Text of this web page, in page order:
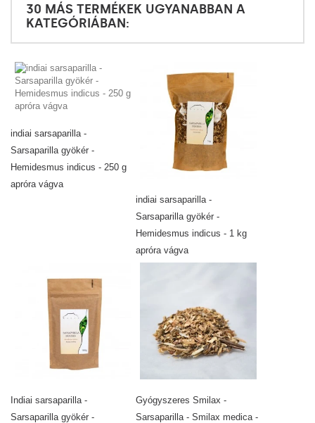
30 MÁS TERMÉKEK UGYANABBAN A
KATEGÓRIÁBAN:
indiai sarsaparilla -
Sarsaparilla gyökér -
Hemidesmus indicus - 250 g
apróra vágva
indiai sarsaparilla -
Sarsaparilla gyökér -
Hemidesmus indicus - 1 kg
apróra vágva
Indiai sarsaparilla -
Sarsaparilla gyökér -
Gyógyszeres Smilax -
Sarsaparilla - Smilax medica -